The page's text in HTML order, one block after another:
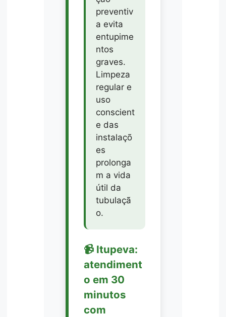
preventiv
a evita
entupime
ntos
graves.
Limpeza
regular e
uso
conscient
e das
instalaçõ
es
prolonga
m a vida
útil da
tubulaçã
o.
📹 Itupeva:
atendiment
o em 30
minutos
com